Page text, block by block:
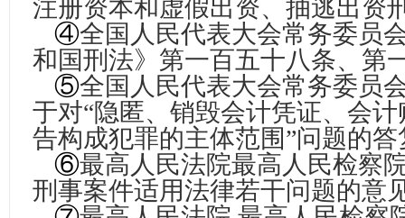
注册资本和虚假出资、抽逃出资
④全国人民代表大会常务委员
和国刑法》第一百五十八条、第
⑤全国人民代表大会常务委员
于对“隐匿、销毁会计凭证、会
告构成犯罪的主体范围”问题的答
⑥最高人民法院最高人民检察
刑事案件适用法律若干问题的意